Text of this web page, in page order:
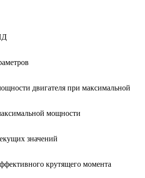
двигателя при максимальной
мощности
значений
крутящего момента